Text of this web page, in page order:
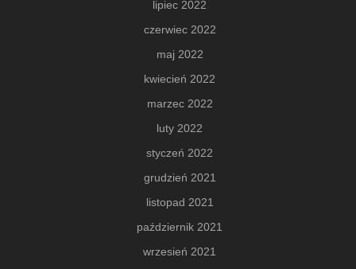
lipiec 2022
czerwiec 2022
maj 2022
kwiecień 2022
marzec 2022
luty 2022
styczeń 2022
grudzień 2021
listopad 2021
październik 2021
wrzesień 2021